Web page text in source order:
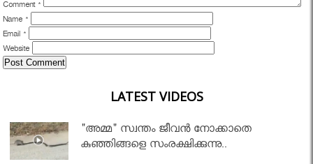
Comment *
Name *
Email *
Website
LATEST VIDEOS
"അമ്മ" സ്വന്തം ജീവൻ നോക്കാതെ
കുഞ്ഞിങ്ങളെ സംരക്ഷിക്കുന്നു..